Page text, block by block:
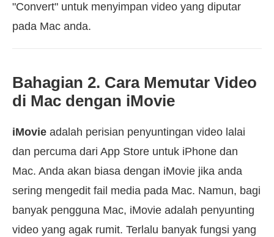
"Convert" untuk menyimpan video yang diputar
pada Mac anda.
Bahagian 2. Cara Memutar Video
di Mac dengan iMovie
iMovie adalah perisian penyuntingan video lalai
dan percuma dari App Store untuk iPhone dan
Mac. Anda akan biasa dengan iMovie jika anda
sering mengedit fail media pada Mac. Namun, bagi
banyak pengguna Mac, iMovie adalah penyunting
video yang agak rumit. Terlalu banyak fungsi yang